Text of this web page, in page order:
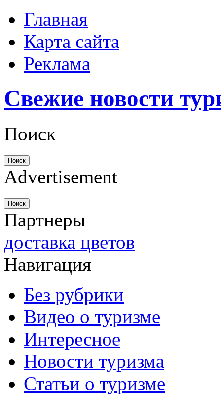
Главная
Карта сайта
Реклама
Свежие новости
Поиск
Advertisement
Партнеры
доставка цветов
Навигация
Без рубрики
Видео о туризме
Интересное
Новости туризма
Статьи о туризме